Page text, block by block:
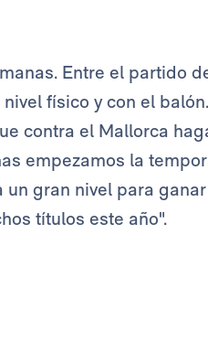
Entre el partido
físico y con el
contra el Mallorca
empezamos la
gran nivel para
títulos este año".